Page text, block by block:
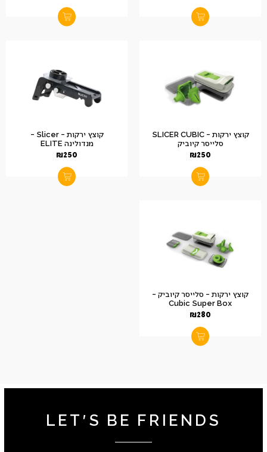
קוצץ ירקות – SLICER CUBIC
סלייסר קיוביק
₪250
קוצץ ירקות – Slicer –
מנדולינה ELITE
₪250
קוצץ ירקות – סלייסר קיוביק –
Cubic Super Box
₪280
LET'S BE FRIENDS